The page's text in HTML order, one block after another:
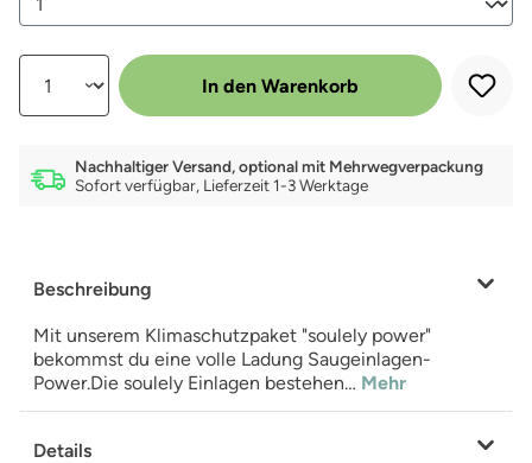
Produkt Anzahl: Gib den gewünschten Wert ein oder benutze die
In den Warenkorb
Nachhaltiger Versand, optional mit Mehrwegverpackung
Sofort verfügbar, Lieferzeit 1-3 Werktage
Beschreibung
Mit unserem Klimaschutzpaket "soulely power"
bekommst du eine volle Ladung Saugeinlagen-
Power.Die soulely Einlagen bestehen… Mehr
Details